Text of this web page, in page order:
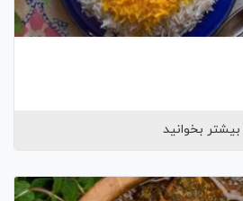
بیشتر بخوانید